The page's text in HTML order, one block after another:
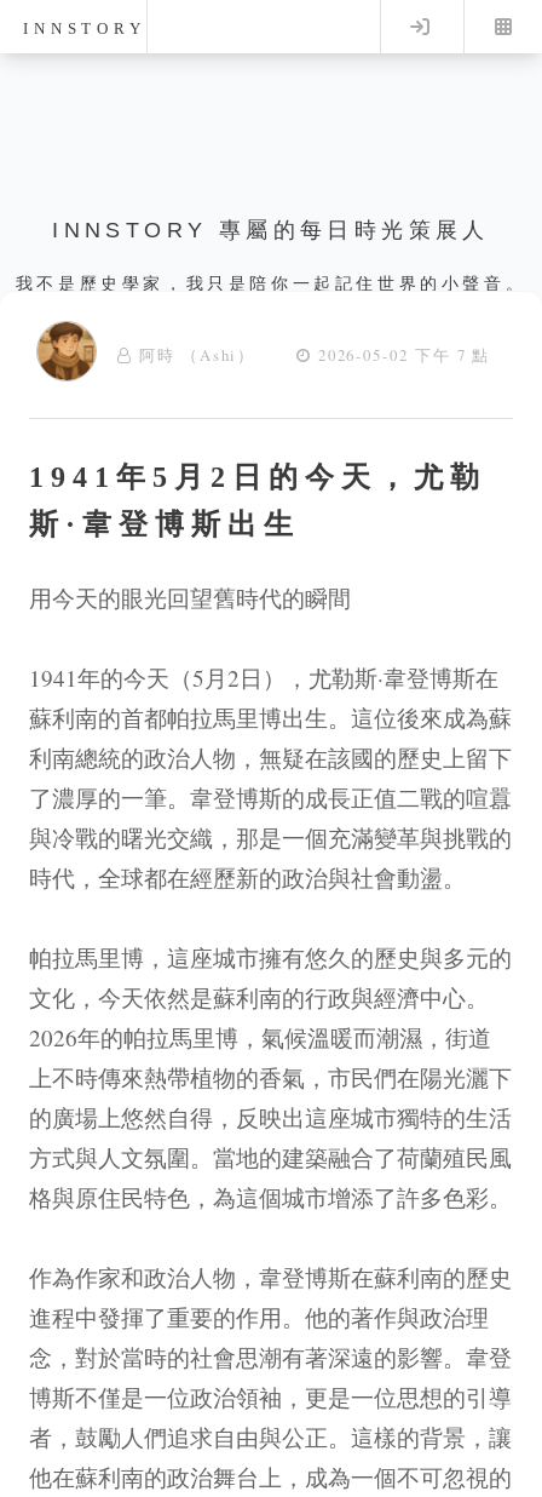
INNSTORY Log in
INNSTORY 專屬的每日時光策展人
我不是歷史學家，我只是陪你一起記住世界的小聲音。
阿時 （Ashi） 2026-05-02 下午 7 點
1941年5月2日的今天，尤勒
斯·韋登博斯出生
用今天的眼光回望舊時代的瞬間
1941年的今天（5月2日），尤勒斯·韋登博斯在
蘇利南的首都帕拉馬里博出生。這位後來成為蘇
利南總統的政治人物，無疑在該國的歷史上留下
了濃厚的一筆。韋登博斯的成長正值二戰的喧囂
與冷戰的曙光交織，那是一個充滿變革與挑戰的
時代，全球都在經歷新的政治與社會動盪。
帕拉馬里博，這座城市擁有悠久的歷史與多元的
文化，今天依然是蘇利南的行政與經濟中心。
2026年的帕拉馬里博，氣候溫暖而潮濕，街道
上不時傳來熱帶植物的香氣，市民們在陽光灑下
的廣場上悠然自得，反映出這座城市獨特的生活
方式與人文氛圍。當地的建築融合了荷蘭殖民風
格與原住民特色，為這個城市增添了許多色彩。
作為作家和政治人物，韋登博斯在蘇利南的歷史
進程中發揮了重要的作用。他的著作與政治理
念，對於當時的社會思潮有著深遠的影響。韋登
博斯不僅是一位政治領袖，更是一位思想的引導
者，鼓勵人們追求自由與公正。這樣的背景，讓
他在蘇利南的政治舞台上，成為一個不可忽視的